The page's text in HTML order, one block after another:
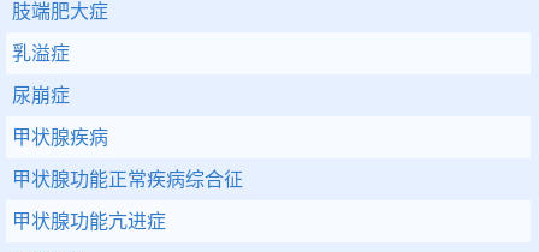
肢端肥大症
乳溢症
尿崩症
甲状腺疾病
甲状腺功能正常疾病综合征
甲状腺功能亢进症